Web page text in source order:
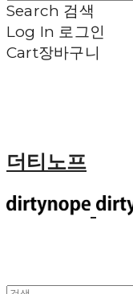
Search 검색
Log In 로그인
Cart장바구니
더티노프